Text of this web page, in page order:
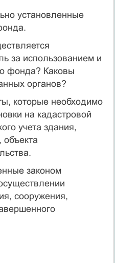
установленные
за использованием и
фонда? Каковы
органов?
которые необходимо
на кадастровой
учета здания,
законом
сооружения,